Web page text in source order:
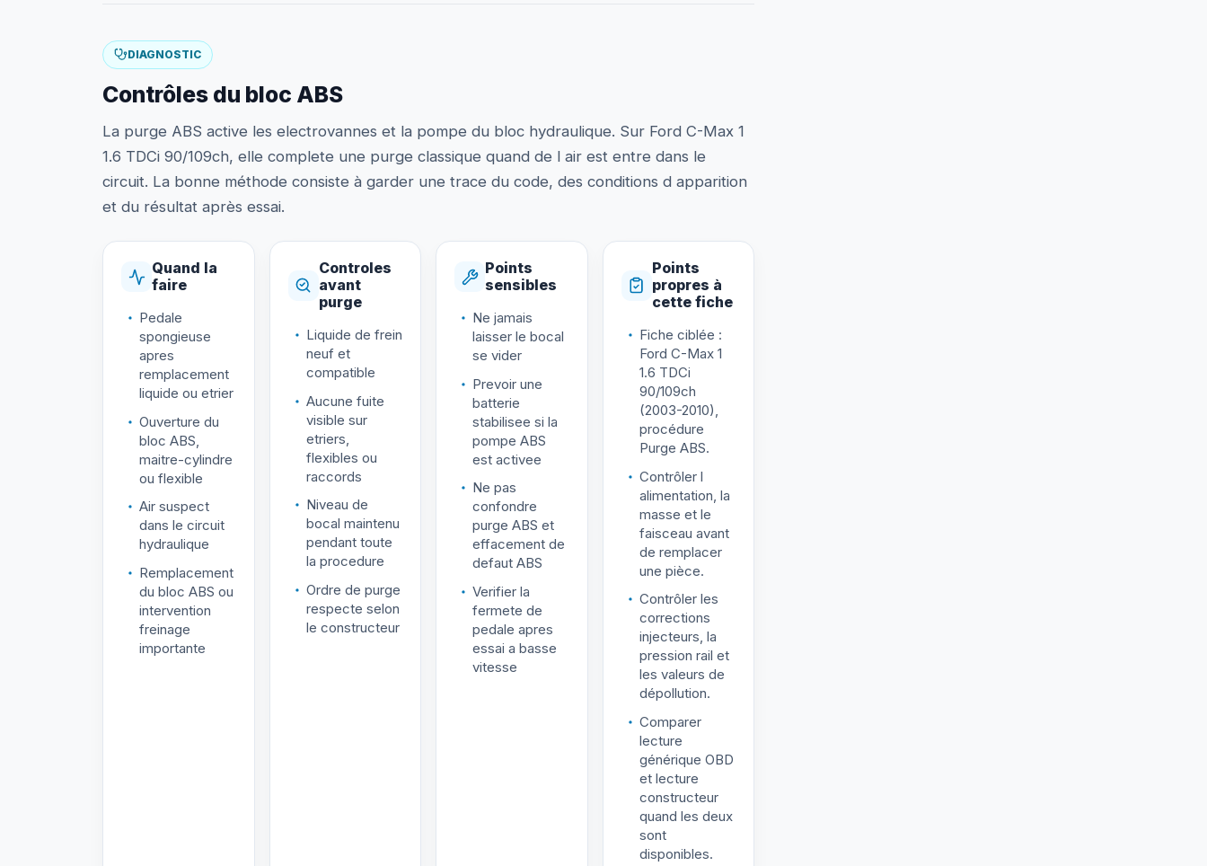
DIAGNOSTIC
Contrôles du bloc ABS
La purge ABS active les electrovannes et la pompe du bloc hydraulique. Sur Ford C-Max 1
1.6 TDCi 90/109ch, elle complete une purge classique quand de l air est entre dans le
circuit. La bonne méthode consiste à garder une trace du code, des conditions d apparition
et du résultat après essai.
Quand la
faire
Pedale
spongieuse
apres
remplacement
liquide ou etrier
Ouverture du
bloc ABS,
maitre-cylindre
ou flexible
Air suspect
dans le circuit
hydraulique
Remplacement
du bloc ABS ou
intervention
freinage
importante
Controles
avant
purge
Liquide de frein
neuf et
compatible
Aucune fuite
visible sur
etriers,
flexibles ou
raccords
Niveau de
bocal maintenu
pendant toute
la procedure
Ordre de purge
respecte selon
le constructeur
Points
sensibles
Ne jamais
laisser le bocal
se vider
Prevoir une
batterie
stabilisee si la
pompe ABS
est activee
Ne pas
confondre
purge ABS et
effacement de
defaut ABS
Verifier la
fermete de
pedale apres
essai a basse
vitesse
Points
propres à
cette fiche
Fiche ciblée :
Ford C-Max 1
1.6 TDCi
90/109ch
(2003-2010),
procédure
Purge ABS.
Contrôler l
alimentation, la
masse et le
faisceau avant
de remplacer
une pièce.
Contrôler les
corrections
injecteurs, la
pression rail et
les valeurs de
dépollution.
Comparer
lecture
générique OBD
et lecture
constructeur
quand les deux
sont
disponibles.